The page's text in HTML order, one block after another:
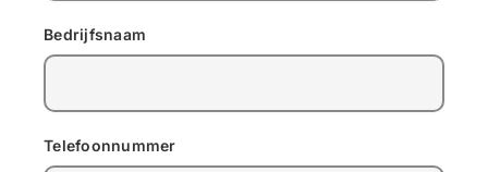
Bedrijfsnaam
Telefoonnummer